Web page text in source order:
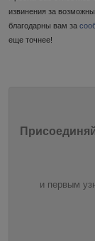
извинения за
благодарны вам за
еще точнее!
и первым